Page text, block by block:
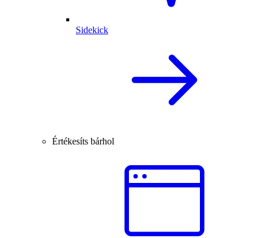
Sidekick
Értékesíts bárhol